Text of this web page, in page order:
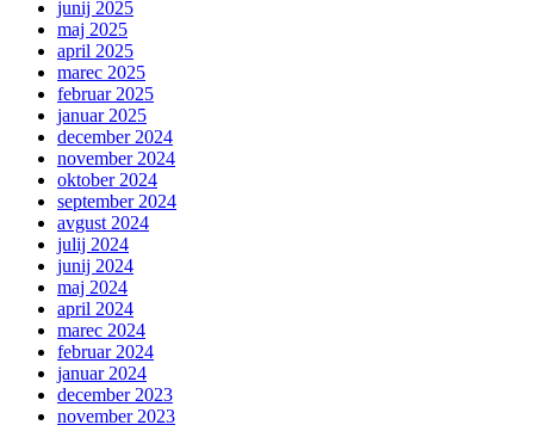
junij 2025
maj 2025
april 2025
marec 2025
februar 2025
januar 2025
december 2024
november 2024
oktober 2024
september 2024
avgust 2024
julij 2024
junij 2024
maj 2024
april 2024
marec 2024
februar 2024
januar 2024
december 2023
november 2023